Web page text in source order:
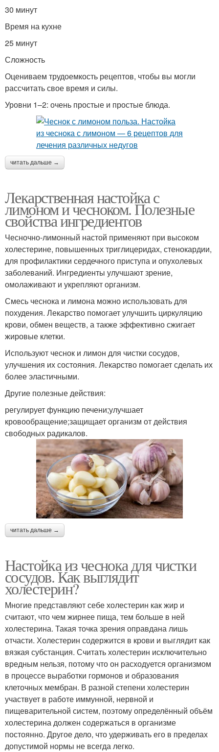
30 минут
Время на кухне
25 минут
Сложность
Оцениваем трудоемкость рецептов, чтобы вы могли
рассчитать свое время и силы.
Уровни 1–2: очень простые и простые блюда.
читать дальше →
Лекарственная настойка с
лимоном и чесноком. Полезные
свойства ингредиентов
Чесночно-лимонный настой применяют при высоком
холестерине, повышенных триглицеридах, стенокардии,
для профилактики сердечного приступа и опухолевых
заболеваний. Ингредиенты улучшают зрение,
омолаживают и укрепляют организм.
Смесь чеснока и лимона можно использовать для
похудения. Лекарство помогает улучшить циркуляцию
крови, обмен веществ, а также эффективно сжигает
жировые клетки.
Используют чеснок и лимон для чистки сосудов,
улучшения их состояния. Лекарство помогает сделать их
более эластичными.
Другие полезные действия:
регулирует функцию печени;улучшает
кровообращение;защищает организм от действия
свободных радикалов.
читать дальше →
Настойка из чеснока для чистки
сосудов. Как выглядит
холестерин?
Многие представляют себе холестерин как жир и
считают, что чем жирнее пища, тем больше в ней
холестерина. Такая точка зрения оправдана лишь
отчасти. Холестерин содержится в крови и выглядит как
вязкая субстанция. Считать холестерин исключительно
вредным нельзя, потому что он расходуется организмом
в процессе выработки гормонов и образования
клеточных мембран. В разной степени холестерин
участвует в работе иммунной, нервной и
пищеварительной систем, поэтому определённый объём
холестерина должен содержаться в организме
постоянно. Другое дело, что удерживать его в пределах
допустимой нормы не всегда легко.